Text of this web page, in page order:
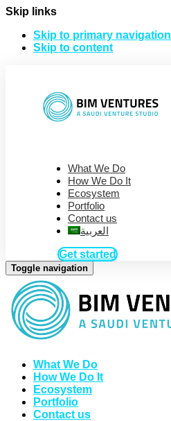
Skip links
Skip to primary navigation
Skip to content
What We Do
How We Do It
Ecosystem
Portfolio
Contact us
العربية
Get started
Toggle navigation
What We Do
How We Do It
Ecosystem
Portfolio
Contact us